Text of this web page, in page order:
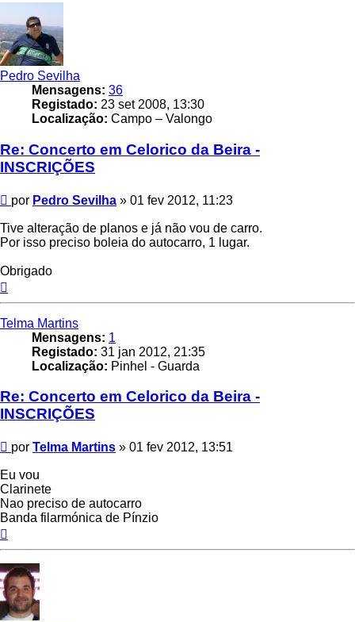
Pedro Sevilha
Mensagens: 36
Registado: 23 set 2008, 13:30
Localização: Campo – Valongo
Re: Concerto em Celorico da Beira -
INSCRIÇÕES
Mensagem
por Pedro Sevilha » 01 fev 2012, 11:23
Tive alteração de planos e já não vou de carro.
Por isso preciso boleia do autocarro, 1 lugar.
Obrigado
Telma Martins
Mensagens: 1
Registado: 31 jan 2012, 21:35
Localização: Pinhel - Guarda
Re: Concerto em Celorico da Beira -
INSCRIÇÕES
Mensagem
por Telma Martins » 01 fev 2012, 13:51
Eu vou
Clarinete
Nao preciso de autocarro
Banda filarmónica de Pínzio